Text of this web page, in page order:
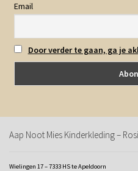
Email
Door verder te gaan, ga je
Aap Noot Mies Kinderkleding –
Wielingen 17 – 7333 HS te Apeldoorn